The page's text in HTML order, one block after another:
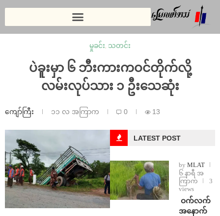
မှုခင်း, သတင်း
ပဲခူးမှာ ၆ ဘီးကားကဝင်တိုက်လို့
လမ်းလုပ်သား ၁ ဦးသေဆုံး
ကျော်ကြီး ၁၁ လ အကြာက 0 13
LATEST POST
by MLAT
၆ နာရီ အ
ကြာက
3
views
⁩ ⁨ဝက်လက်
အနောက်